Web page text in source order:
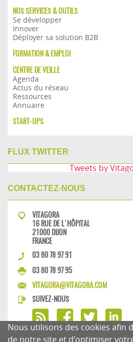
NOS SERVICES & OUTILS
Se développer
Innover
Déployer sa solution B2B
FORMATION & EMPLOI
CENTRE DE VEILLE
Agenda
Actus du réseau
Ressources
Annuaire
START-UPS
FLUX TWITTER
Tweets by
CONTACTEZ-NOUS
VITAGORA
16 RUE DE L'HÔPITAL
21000 DIJON
FRANCE
03 80 78 97 91
03 80 78 97 95
VITAGORA@VITAGORA.COM
SUIVEZ-NOUS
Nous utilisons des cookies afin
de notre site et d'optimiser